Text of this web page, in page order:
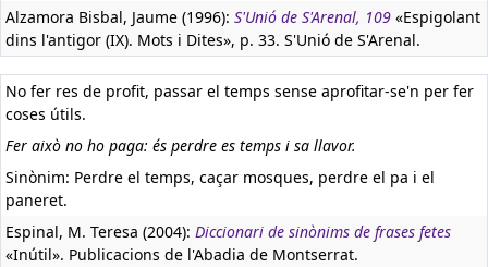
Alzamora Bisbal, Jaume (1996): S'Unió de S'Arenal, 109 «Espigolant
dins l'antigor (IX). Mots i Dites», p. 33. S'Unió de S'Arenal.
No fer res de profit, passar el temps sense aprofitar-se'n per fer
coses útils.
Fer això no ho paga: és perdre es temps i sa llavor.
Sinònim: Perdre el temps, caçar mosques, perdre el pa i el
paneret.
Espinal, M. Teresa (2004): Diccionari de sinònims de frases fetes
«Inútil». Publicacions de l'Abadia de Montserrat.